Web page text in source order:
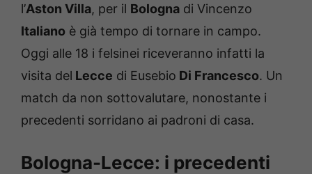
l’Aston Villa, per il Bologna di Vincenzo
Italiano è già tempo di tornare in campo.
Oggi alle 18 i felsinei riceveranno infatti la
visita del Lecce di Eusebio Di Francesco. Un
match da non sottovalutare, nonostante i
precedenti sorridano ai padroni di casa.
Bologna-Lecce: i precedenti